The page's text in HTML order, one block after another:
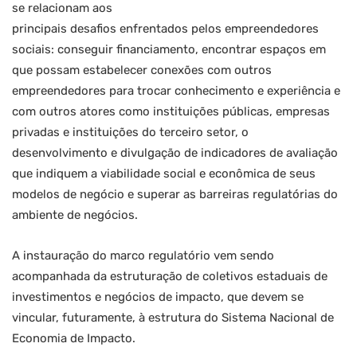
se relacionam aos
principais desafios enfrentados pelos empreendedores
sociais: conseguir financiamento, encontrar espaços em
que possam estabelecer conexões com outros
empreendedores para trocar conhecimento e experiência e
com outros atores como instituições públicas, empresas
privadas e instituições do terceiro setor, o
desenvolvimento e divulgação de indicadores de avaliação
que indiquem a viabilidade social e econômica de seus
modelos de negócio e superar as barreiras regulatórias do
ambiente de negócios.
A instauração do marco regulatório vem sendo
acompanhada da estruturação de coletivos estaduais de
investimentos e negócios de impacto, que devem se
vincular, futuramente, à estrutura do Sistema Nacional de
Economia de Impacto.